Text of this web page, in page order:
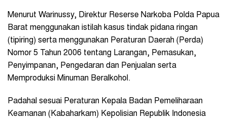
Menurut Warinussy, Direktur Reserse Narkoba Polda Papua
Barat menggunakan istilah kasus tindak pidana ringan
(tipiring) serta menggunakan Peraturan Daerah (Perda)
Nomor 5 Tahun 2006 tentang Larangan, Pemasukan,
Penyimpanan, Pengedaran dan Penjualan serta
Memproduksi Minuman Beralkohol.
Padahal sesuai Peraturan Kepala Badan Pemeliharaan
Keamanan (Kabaharkam) Kepolisian Republik Indonesia